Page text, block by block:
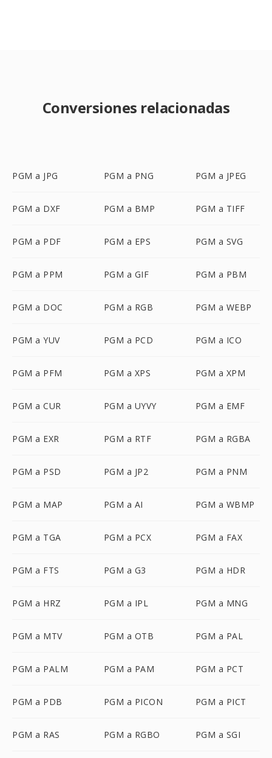
Conversiones relacionadas
PGM a JPG PGM a PNG PGM a JPEG
PGM a DXF PGM a BMP PGM a TIFF
PGM a PDF PGM a EPS PGM a SVG
PGM a PPM PGM a GIF PGM a PBM
PGM a DOC PGM a RGB PGM a WEBP
PGM a YUV PGM a PCD PGM a ICO
PGM a PFM PGM a XPS PGM a XPM
PGM a CUR PGM a UYVY PGM a EMF
PGM a EXR PGM a RTF PGM a RGBA
PGM a PSD PGM a JP2 PGM a PNM
PGM a MAP PGM a AI PGM a WBMP
PGM a TGA PGM a PCX PGM a FAX
PGM a FTS PGM a G3 PGM a HDR
PGM a HRZ PGM a IPL PGM a MNG
PGM a MTV PGM a OTB PGM a PAL
PGM a PALM PGM a PAM PGM a PCT
PGM a PDB PGM a PICON PGM a PICT
PGM a RAS PGM a RGBO PGM a SGI